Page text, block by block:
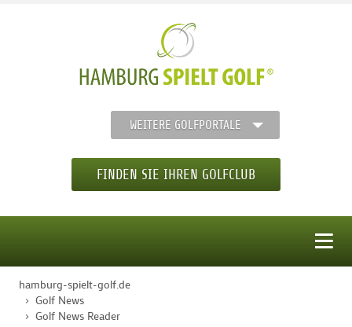
WEITERE GOLFPORTALE
FINDEN SIE IHREN GOLFCLUB
STARTSEITE
hamburg-spielt-golf.de
Golf News
Golf News Reader